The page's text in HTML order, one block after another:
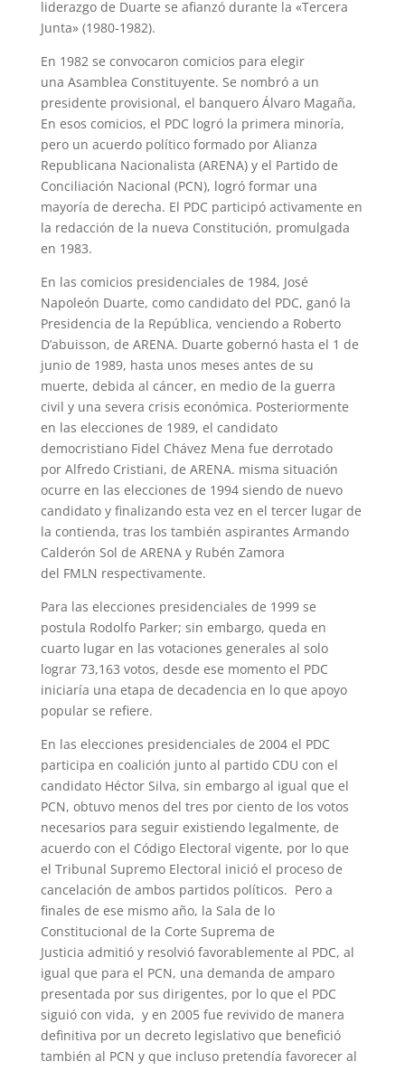
liderazgo de Duarte se afianzó durante la «Tercera
Junta» (1980-1982).
En 1982 se convocaron comicios para elegir
una Asamblea Constituyente. Se nombró a un
presidente provisional, el banquero Álvaro Magaña,
En esos comicios, el PDC logró la primera minoría,
pero un acuerdo político formado por Alianza
Republicana Nacionalista (ARENA) y el Partido de
Conciliación Nacional (PCN), logró formar una
mayoría de derecha. El PDC participó activamente en
la redacción de la nueva Constitución, promulgada
en 1983.
En las comicios presidenciales de 1984, José
Napoleón Duarte, como candidato del PDC, ganó la
Presidencia de la República, venciendo a Roberto
D’abuisson, de ARENA. Duarte gobernó hasta el 1 de
junio de 1989, hasta unos meses antes de su
muerte, debida al cáncer, en medio de la guerra
civil y una severa crisis económica. Posteriormente
en las elecciones de 1989, el candidato
democristiano Fidel Chávez Mena fue derrotado
por Alfredo Cristiani, de ARENA. misma situación
ocurre en las elecciones de 1994 siendo de nuevo
candidato y finalizando esta vez en el tercer lugar de
la contienda, tras los también aspirantes Armando
Calderón Sol de ARENA y Rubén Zamora
del FMLN respectivamente.
Para las elecciones presidenciales de 1999 se
postula Rodolfo Parker; sin embargo, queda en
cuarto lugar en las votaciones generales al solo
lograr 73,163 votos, desde ese momento el PDC
iniciaría una etapa de decadencia en lo que apoyo
popular se refiere.
En las elecciones presidenciales de 2004 el PDC
participa en coalición junto al partido CDU con el
candidato Héctor Silva, sin embargo al igual que el
PCN, obtuvo menos del tres por ciento de los votos
necesarios para seguir existiendo legalmente, de
acuerdo con el Código Electoral vigente, por lo que
el Tribunal Supremo Electoral inició el proceso de
cancelación de ambos partidos políticos. ​ Pero a
finales de ese mismo año, la Sala de lo
Constitucional de la Corte Suprema de
Justicia admitió y resolvió favorablemente al PDC, al
igual que para el PCN, una demanda de amparo
presentada por sus dirigentes, por lo que el PDC
siguió con vida, ​ y en 2005 fue revivido de manera
definitiva por un decreto legislativo que benefició
también al PCN y que incluso pretendía favorecer al